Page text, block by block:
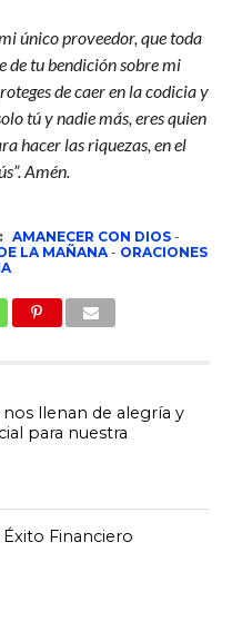
único proveedor, que toda
de tu bendición sobre mi
de caer en la codicia y
tú y nadie más, eres quien
hacer las riquezas, en el
Amén.
AMANECER CON DIOS-
LA MAÑANA- ORACIONES
llenan de alegría y
para nuestra
Éxito Financiero